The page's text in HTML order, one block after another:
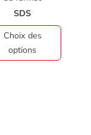
SDS
Choix des
options